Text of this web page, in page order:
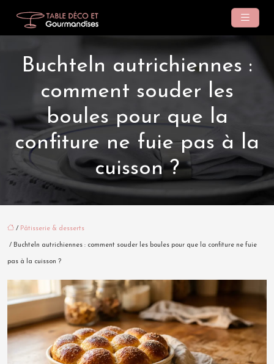
Buchteln autrichiennes :
comment souder les
boules pour que la
confiture ne fuie pas à la
cuisson ?
/ Pâtisserie & desserts
/ Buchteln autrichiennes : comment souder les boules pour que la confiture ne fuie
pas à la cuisson ?